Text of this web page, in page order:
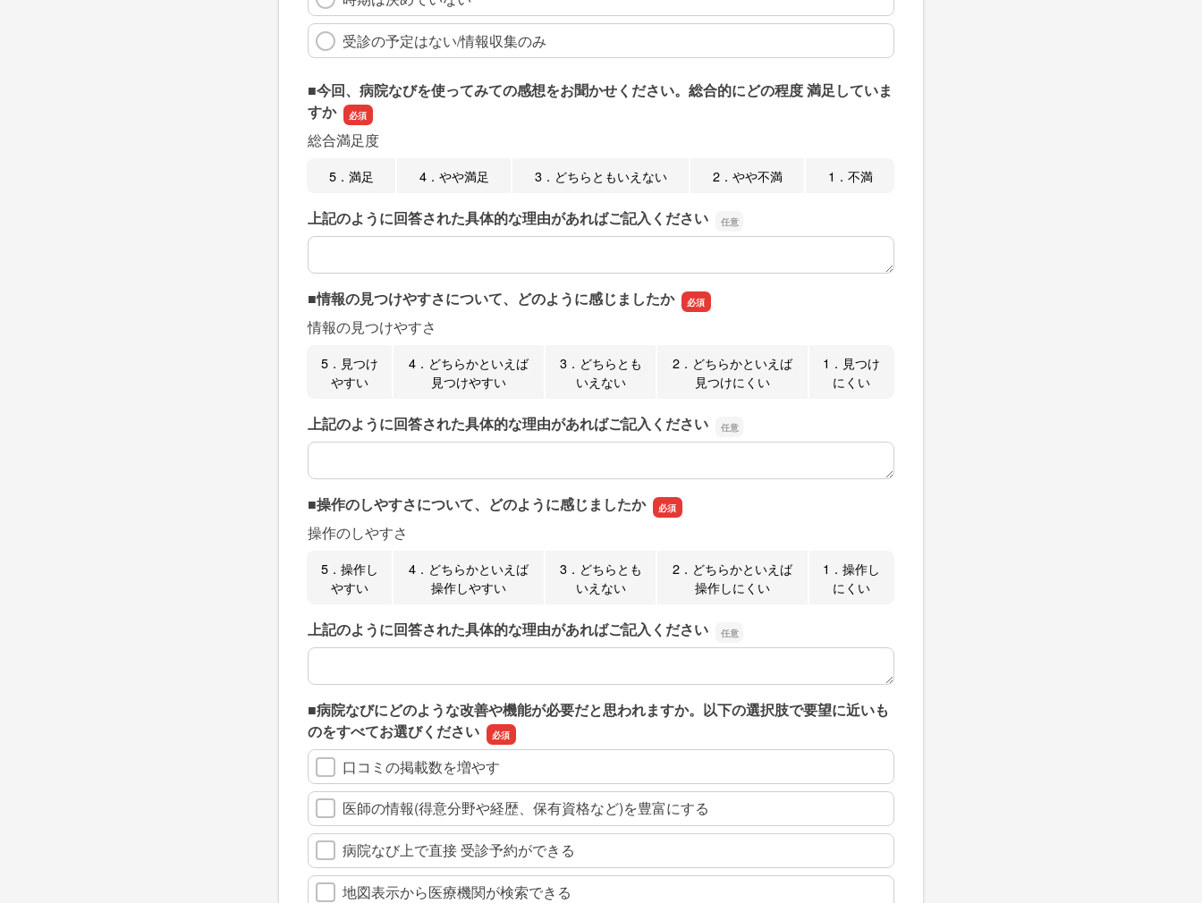
受診の予定はない/情報収集のみ
■今回、病院なびを使ってみての感想をお聞かせください。総合的にどの程度 満足していま
すか
総合満足度
5．満足 4．やや満足 3．どちらともいえない 2．やや不満 1．不満
上記のように回答された具体的な理由があればご記入ください
上記のように回答された具体的な理由があればご記入ください
■情報の見つけやすさについて、どのように感じましたか
情報の見つけやすさ
5．見つけ
やすい
4．どちらかといえば
見つけやすい
3．どちらとも
いえない
2．どちらかといえば
見つけにくい
1．見つけ
にくい
上記のように回答された具体的な理由があればご記入ください
上記のように回答された具体的な理由があればご記入ください
■操作のしやすさについて、どのように感じましたか
操作のしやすさ
5．操作し
やすい
4．どちらかといえば
操作しやすい
3．どちらとも
いえない
2．どちらかといえば
操作しにくい
1．操作し
にくい
上記のように回答された具体的な理由があればご記入ください
上記のように回答された具体的な理由があればご記入ください
■病院なびにどのような改善や機能が必要だと思われますか。以下の選択肢で要望に近いも
のをすべてお選びください
口コミの掲載数を増やす
医師の情報(得意分野や経歴、保有資格など)を豊富にする
病院なび上で直接 受診予約ができる
地図表示から医療機関が検索できる